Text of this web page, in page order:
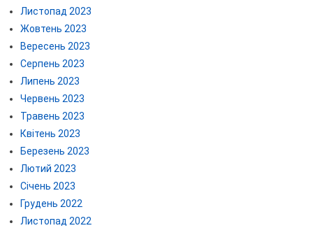
Листопад 2023
Жовтень 2023
Вересень 2023
Серпень 2023
Липень 2023
Червень 2023
Травень 2023
Квітень 2023
Березень 2023
Лютий 2023
Січень 2023
Грудень 2022
Листопад 2022